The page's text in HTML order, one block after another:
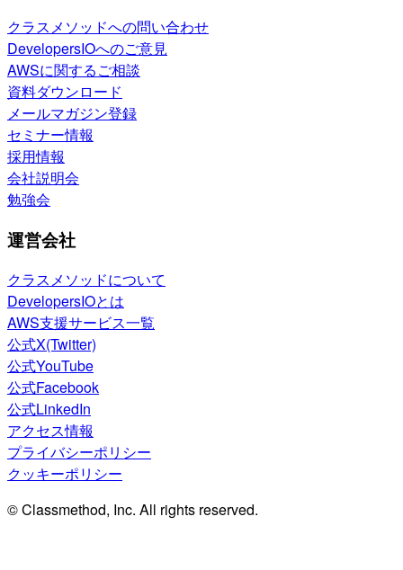
クラスメソッドへの問い合わせ
DevelopersIOへのご意見
AWSに関するご相談
資料ダウンロード
メールマガジン登録
セミナー情報
採用情報
会社説明会
勉強会
運営会社
クラスメソッドについて
DevelopersIOとは
AWS支援サービス一覧
公式X(Twitter)
公式YouTube
公式Facebook
公式LinkedIn
アクセス情報
プライバシーポリシー
クッキーポリシー
© Classmethod, Inc. All rights reserved.